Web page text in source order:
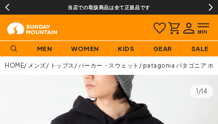
当店での取扱商品は全て正規品です
MEN WOMEN KIDS GEAR SALE
HOME メンズ トップス パーカー・スウェット patagonia パタゴニア ホ
1/14